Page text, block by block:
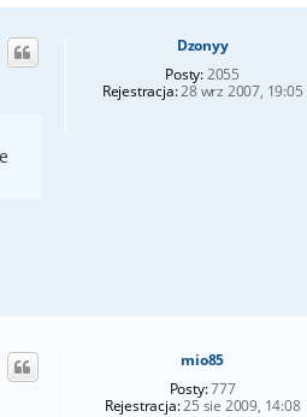
Dzonyy
Posty:2055
Rejestracja:28 wrz 2007, 19:05
mio85
Posty:777
Rejestracja:25 sie 2009, 14:08